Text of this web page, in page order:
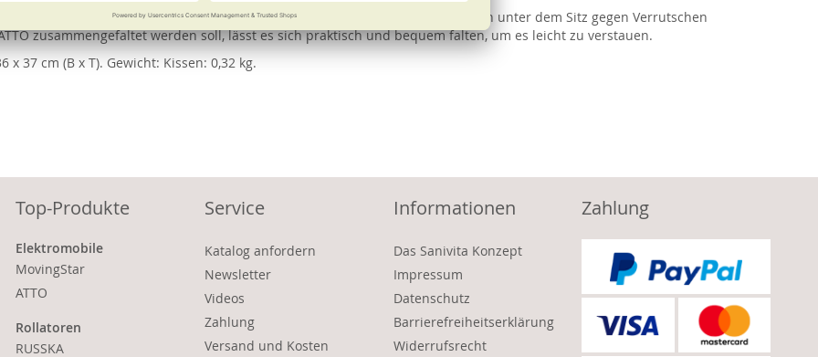
Sitzes. Es wird einfach über die Rückenlehne gespannt und mit Klettbändern unter dem Sitz gegen Verrutschen
zusammengefaltet werden soll, lässt es sich praktisch und bequem falten, um es leicht zu verstauen.
x 37 cm (B x T). Gewicht: Kissen: 0,32 kg.
Top-Produkte
Elektromobile
MovingStar
ATTO
Rollatoren
RUSSKA
Service
Katalog anfordern
Newsletter
Videos
Zahlung
Versand und Kosten
Informationen
Das Sanivita Konzept
Impressum
Datenschutz
Barrierefreiheitserklärung
Widerrufsrecht
Zahlung